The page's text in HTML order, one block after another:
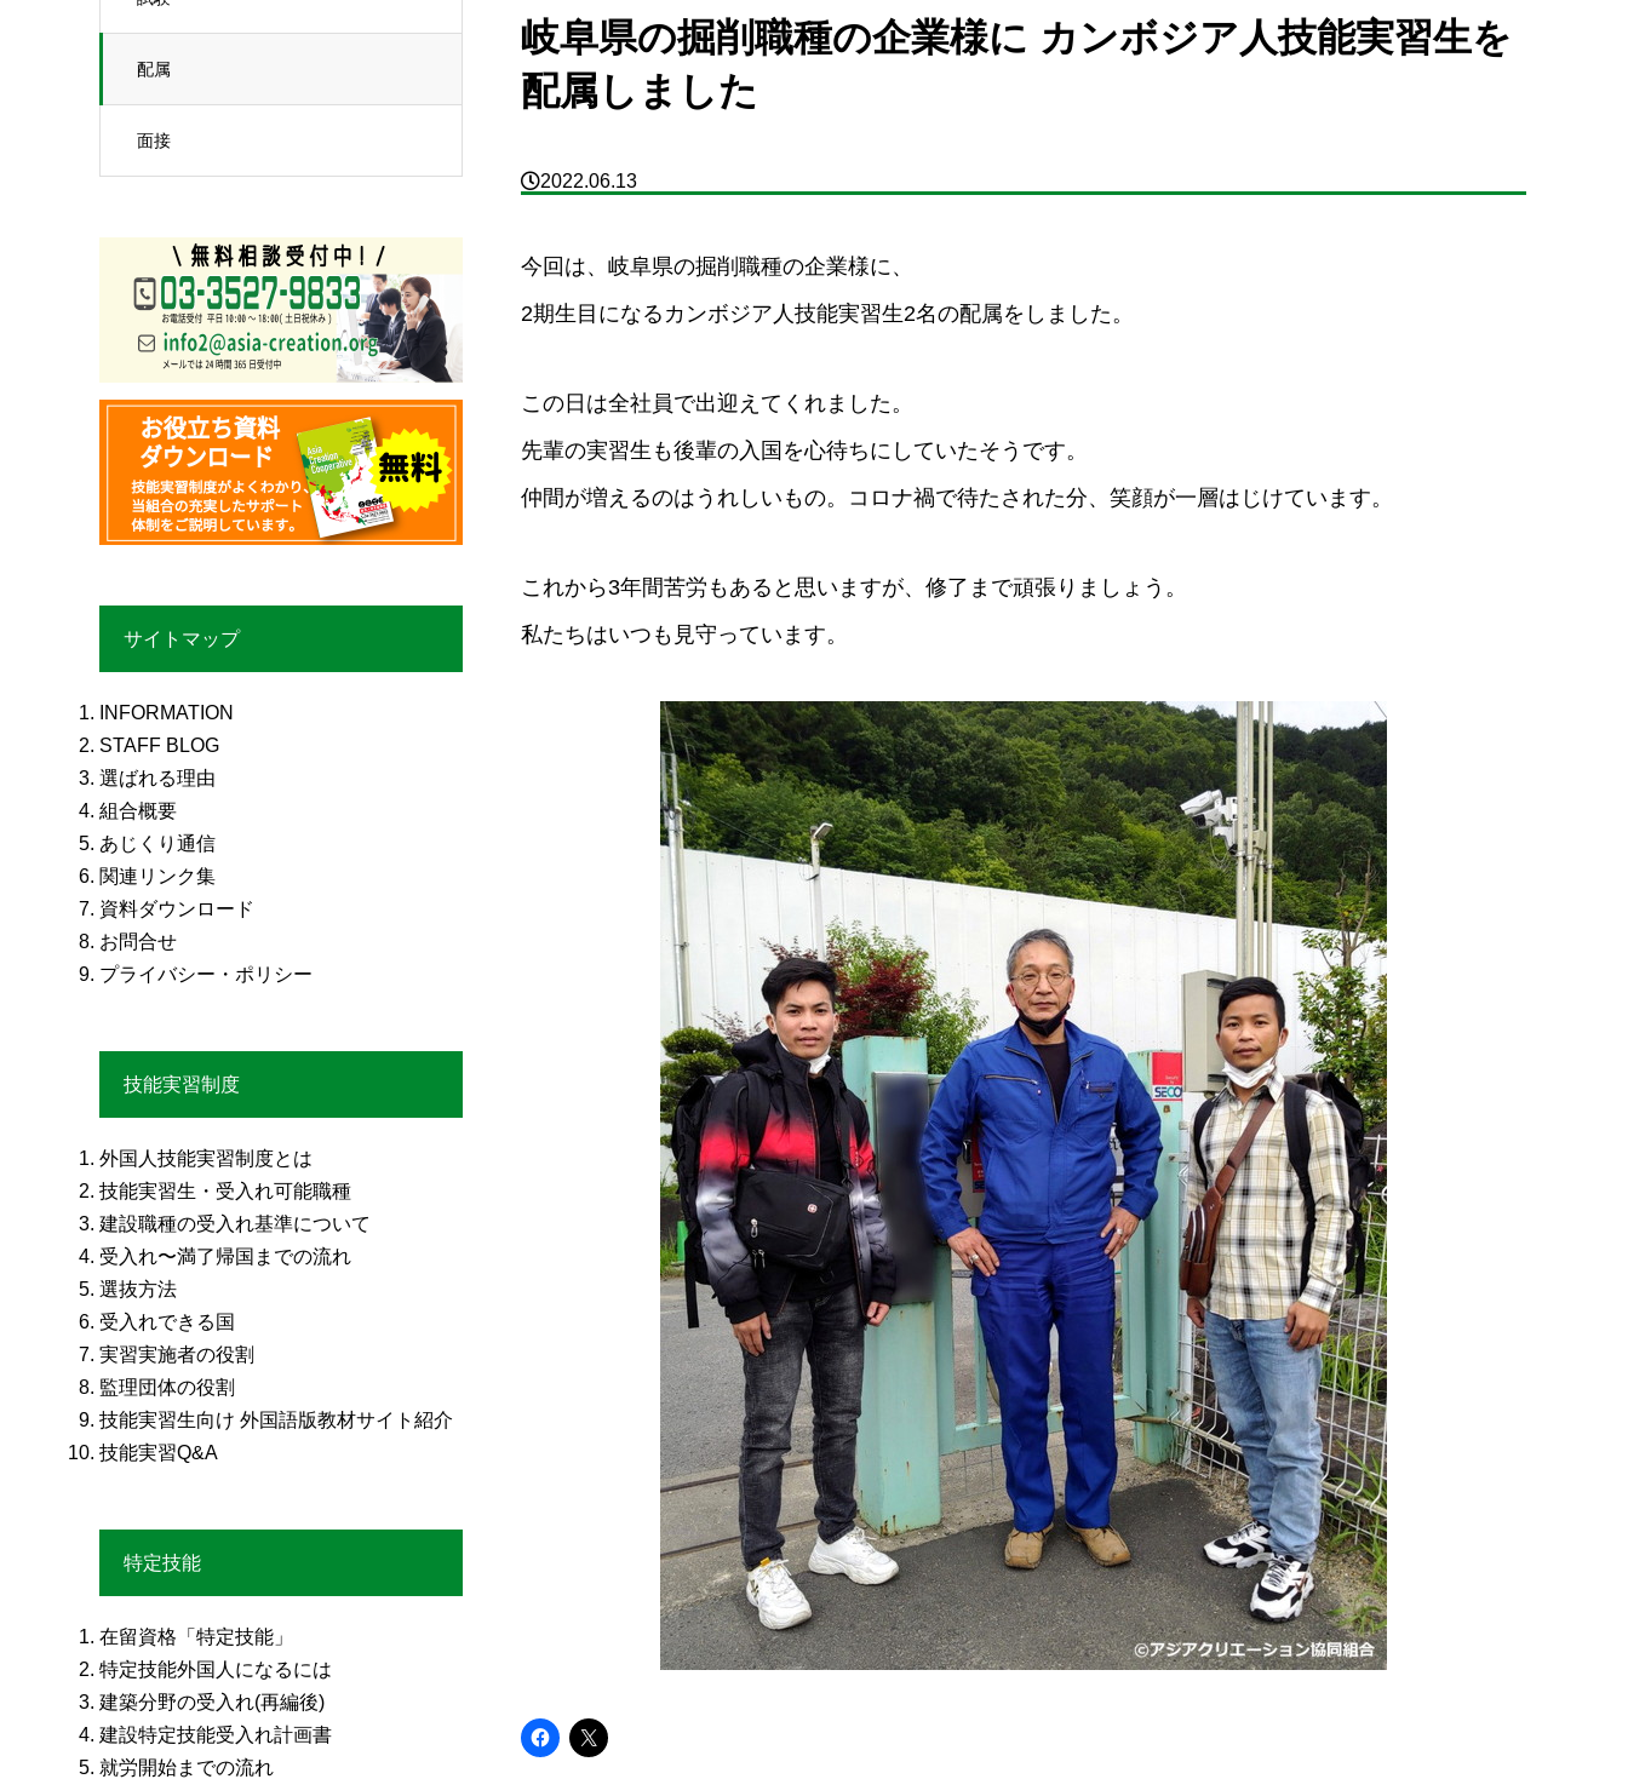
配属
面接
岐阜県の掘削職種の企業様に カンボジア人技能実習生を
配属しました
2022.06.13
今回は、岐阜県の掘削職種の企業様に、
2期生目になるカンボジア人技能実習生2名の配属をしました。
この日は全社員で出迎えてくれました。
先輩の実習生も後輩の入国を心待ちにしていたそうです。
仲間が増えるのはうれしいもの。コロナ禍で待たされた分、笑顔が一層はじけています。
これから3年間苦労もあると思いますが、修了まで頑張りましょう。
私たちはいつも見守っています。
サイトマップ
INFORMATION
STAFF BLOG
選ばれる理由
組合概要
あじくり通信
関連リンク集
資料ダウンロード
お問合せ
プライバシー・ポリシー
技能実習制度
外国人技能実習制度とは
技能実習生・受入れ可能職種
建設職種の受入れ基準について
受入れ〜満了帰国までの流れ
選抜方法
受入れできる国
実習実施者の役割
監理団体の役割
技能実習生向け 外国語版教材サイト紹介
技能実習Q&A
特定技能
在留資格「特定技能」
特定技能外国人になるには
建築分野の受入れ(再編後)
建設特定技能受入れ計画書
就労開始までの流れ